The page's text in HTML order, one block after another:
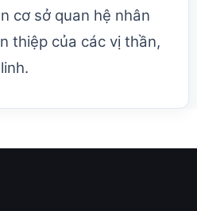
cơ sở quan hệ nhân
thiệp của các vị thần,